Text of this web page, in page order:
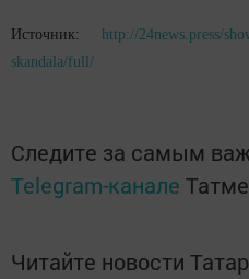
Источник:
http://24news.press/
skandala/full/
Следите за самым
Telegram-канале
Читайте новости